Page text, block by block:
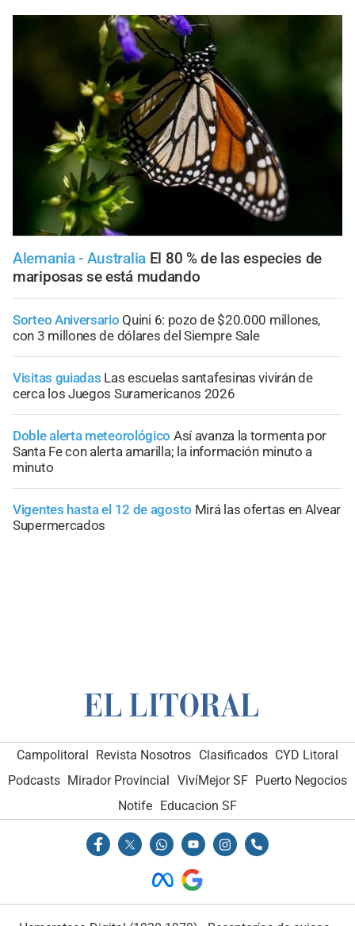
Alemania - Australia El 80 % de las especies de
mariposas se está mudando
Sorteo Aniversario Quini 6: pozo de $20.000 millones,
con 3 millones de dólares del Siempre Sale
Visitas guiadas Las escuelas santafesinas vivirán de
cerca los Juegos Suramericanos 2026
Doble alerta meteorológico Así avanza la tormenta por
Santa Fe con alerta amarilla; la información minuto a
minuto
Vigentes hasta el 12 de agosto Mirá las ofertas en Alvear
Supermercados
Campolitoral Revista Nosotros Clasificados CYD Litoral
Podcasts Mirador Provincial VivíMejor SF Puerto Negocios
Notife Educacion SF